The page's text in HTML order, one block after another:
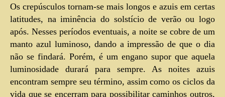
Os crepúsculos tornam-se mais longos e azuis em certas
latitudes, na iminência do solstício de verão ou logo
após. Nesses períodos eventuais, a noite se cobre de um
manto azul luminoso, dando a impressão de que o dia
não se findará. Porém, é um engano supor que aquela
luminosidade durará para sempre. As noites azuis
encontram sempre seu término, assim como os ciclos da
vida que se encerram para possibilitar caminhos outros,